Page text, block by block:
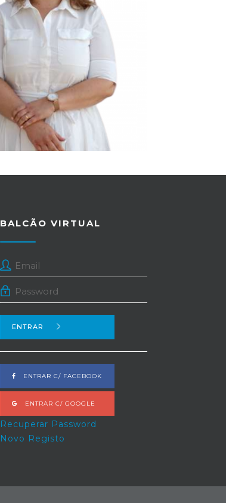
BALCÃO VIRTUAL
ENTRAR
ENTRAR C/ FACEBOOK
ENTRAR C/ GOOGLE
Recuperar Password
Novo Registo